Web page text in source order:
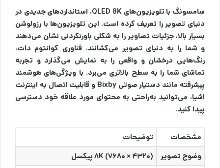
سامسونگ با تلویزیون‌های QLED 8K، استانداردهای جدیدی در
دنیای تصویر را تعریف کرده است. این تلویزیون‌ها با رزولوشن
بسیار بالا، جزئیات تصاویر را به شکلی باورنکردنی نشان می‌دهند
و شما را به دنیای تصویر می‌کشانند. فناوری کوانتوم دات،
رنگ‌هایی درخشان و واقعی را به نمایش می‌گذارد و تجربه
تماشای شما را به سطح بالاتری می‌برد. با ویژگی‌های هوشمند
پیشرفته مانند دستیار صوتی Bixby و قابلیت اتصال به اینترنت
اشیا، می‌توانید به‌راحتی به محتوای مورد علاقه خود دسترسی
پیدا کنید.
مشخصات
توضیحات
وضوح تصویر
(۸K (۷۶۸۰ × ۴۳۲۰ پیکسل